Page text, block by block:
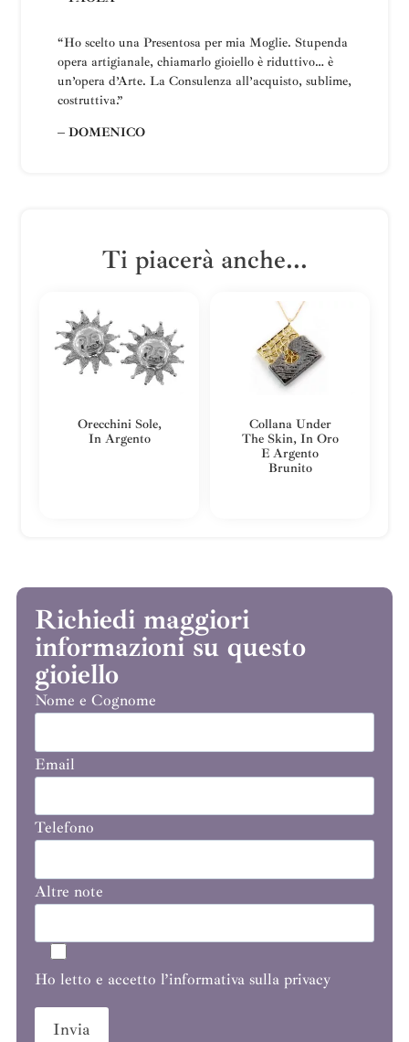
“Ho scelto una Presentosa per mia Moglie. Stupenda
opera artigianale, chiamarlo gioiello è riduttivo… è
un’opera d’Arte. La Consulenza all’acquisto, sublime,
costruttiva.”
– DOMENICO
Ti piacerà anche...
Orecchini Sole,
In Argento
Collana Under
The Skin, In Oro
E Argento
Brunito
Richiedi maggiori
informazioni su questo
gioiello
Nome e Cognome
Email
Telefono
Altre note
Ho letto e accetto l’informativa sulla privacy